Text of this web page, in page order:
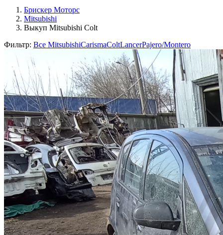
Брискер Моторс
Mitsubishi
Выкуп Mitsubishi Colt
Фильтр: Все MitsubishiCarismaColtLancerPajero/Montero